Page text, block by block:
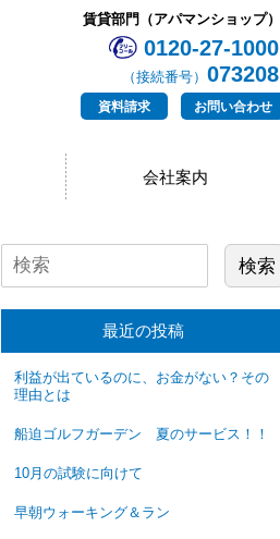
賃貸部門（アパマンショップ）
0120-27-1000
（接続番号） 073208
資料請求 お問い合わせ
会社案内
最近の投稿
利益が出ているのに、お金がない？その
理由とは
船迫ゴルフガーデン 夏のサービス！！
10月の試験に向けて
早朝ウォーキング＆ラン